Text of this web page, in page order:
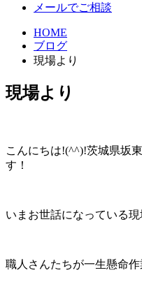
メールでご相談
HOME
ブログ
現場より
現場より
こんにちは!(^^)!茨城県坂
す！
いまお世話になっている現
職人さんたちが一生懸命